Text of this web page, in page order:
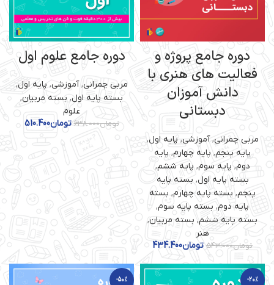
دوره جامع پروژه و
فعالیت های هنری با
دانش آموزان
دبستانی
مربی چمرانی,آموزشی, پایه اول,
پایه پنجم, پایه چهارم,پایه
دوم, پایه سوم, پایه ششم,
بسته پایه اول, بسته پایه
پنجم, بسته پایه چهارم, بسته
پایه دوم, بسته پایه سوم,
بسته پایه ششم, بسته مربیان,
هنر
تومان543.000 تومان434.400
دوره جامع علوم اول
مربی چمرانی,آموزشی, پایه اول,
بسته پایه اول, بسته مربیان,
علوم
تومان638.000 تومان510.400
-20%
-50%